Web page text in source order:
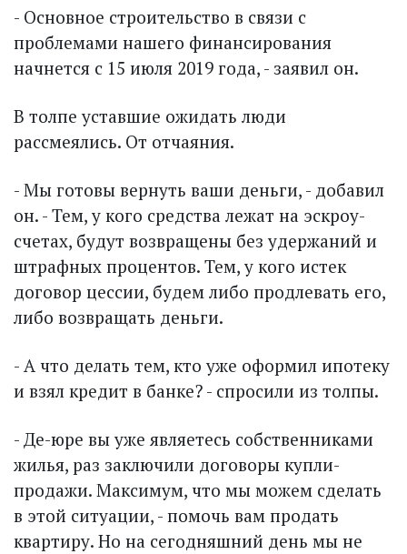
- Основное строительство в связи с
проблемами нашего финансирования
начнется с 15 июля 2019 года, - заявил он.
В толпе уставшие ожидать люди
рассмеялись. От отчаяния.
- Мы готовы вернуть ваши деньги, - добавил
он. - Тем, у кого средства лежат на эскроу-
счетах, будут возвращены без удержаний и
штрафных процентов. Тем, у кого истек
договор цессии, будем либо продлевать его,
либо возвращать деньги.
- А что делать тем, кто уже оформил ипотеку
и взял кредит в банке? - спросили из толпы.
- Де-юре вы уже являетесь собственниками
жилья, раз заключили договоры купли-
продажи. Максимум, что мы можем сделать
в этой ситуации, - помочь вам продать
квартиру. Но на сегодняшний день мы не